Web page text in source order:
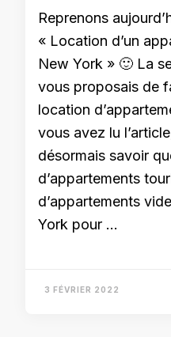
Reprenons
« Location d’un
New York » 🙂 La
vous proposais de
location
vous avez lu
désormais savoir
d’appartements
d’appartements
York pour …
3 FÉVRIER 2022